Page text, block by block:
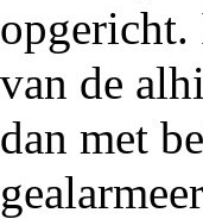
opgericht.
van de
dan met